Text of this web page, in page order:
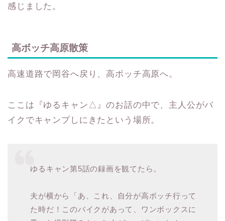
感じました。
高ボッチ高原散策
高速道路で岡谷へ戻り、高ボッチ高原へ。
ここは『ゆるキャン△』のお話の中で、主人公がバ
イクでキャンプしにきたという場所。
ゆるキャン第5話の録画を観てたら。
夫が横から「あ、これ、自分が高ボッチ行って
た時だ！このバイクがあって、ワンボックスに